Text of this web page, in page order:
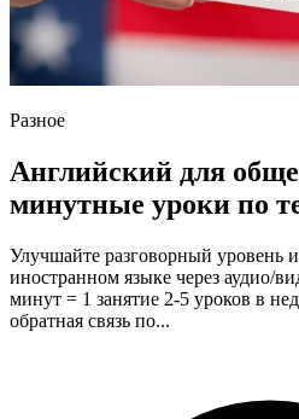
Разное
Английский для
минутные уроки по
Улучшайте разговорный уровень
иностранном языке через аудио/
минут = 1 занятие 2-5 уроков в
обратная связь по...